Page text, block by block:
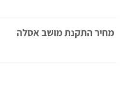
מחיר התקנת מושב אסלה